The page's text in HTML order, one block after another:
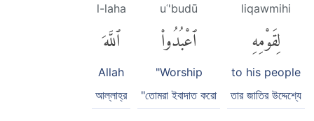
liqawmihi
لِقَوْمِهِ
to his people
তার জাতির উদ্দেশ্যে
uʿ'budū
ٱعْبُدُوا۟
"Worship
"তোমরা ইবাদাত করো
l-laha
ٱللَّهَ
Allah
আল্লাহ্‌র